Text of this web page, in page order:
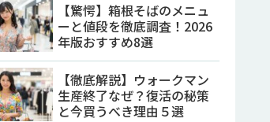
【驚愕】箱根そばのメニュ
ーと値段を徹底調査！2026
年版おすすめ8選
【徹底解説】ウォークマン
生産終了なぜ？復活の秘策
と今買うべき理由５選